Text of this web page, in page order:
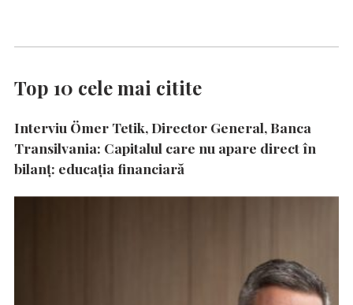
Top 10 cele mai citite
Interviu Ömer Tetik, Director General, Banca
Transilvania: Capitalul care nu apare direct în
bilanț: educația financiară